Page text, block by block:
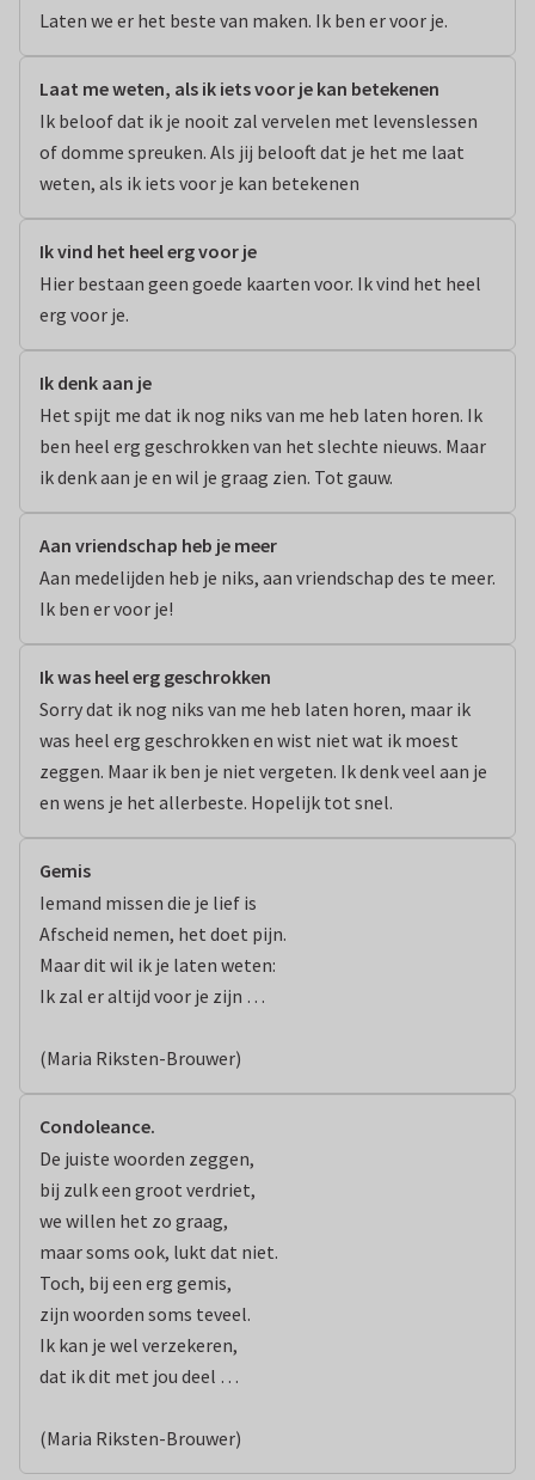
Laten we er het beste van maken. Ik ben er voor je.
Laat me weten, als ik iets voor je kan betekenen
Ik beloof dat ik je nooit zal vervelen met levenslessen
of domme spreuken. Als jij belooft dat je het me laat
weten, als ik iets voor je kan betekenen
Ik vind het heel erg voor je
Hier bestaan geen goede kaarten voor. Ik vind het heel
erg voor je.
Ik denk aan je
Het spijt me dat ik nog niks van me heb laten horen. Ik
ben heel erg geschrokken van het slechte nieuws. Maar
ik denk aan je en wil je graag zien. Tot gauw.
Aan vriendschap heb je meer
Aan medelijden heb je niks, aan vriendschap des te meer.
Ik ben er voor je!
Ik was heel erg geschrokken
Sorry dat ik nog niks van me heb laten horen, maar ik
was heel erg geschrokken en wist niet wat ik moest
zeggen. Maar ik ben je niet vergeten. Ik denk veel aan je
en wens je het allerbeste. Hopelijk tot snel.
Gemis
Iemand missen die je lief is
Afscheid nemen, het doet pijn.
Maar dit wil ik je laten weten:
Ik zal er altijd voor je zijn …
(Maria Riksten-Brouwer)
Condoleance.
De juiste woorden zeggen,
bij zulk een groot verdriet,
we willen het zo graag,
maar soms ook, lukt dat niet.
Toch, bij een erg gemis,
zijn woorden soms teveel.
Ik kan je wel verzekeren,
dat ik dit met jou deel …
(Maria Riksten-Brouwer)